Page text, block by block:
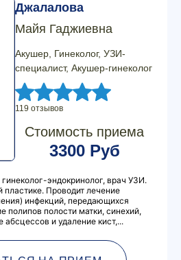
Джалалова
Майя Гаджиевна
Акушер, Гинеколог, УЗИ-
специалист, Акушер-гинеколог
119 отзывов
Стоимость приема
3300 Руб
эндокринолог, врач УЗИ.
Проводит лечение
инфекций, передающихся
полипов полости матки, синехий,
абсцессов и удаление кист,...